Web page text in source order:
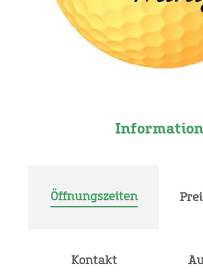
Information
Öffnungszeiten
Kontakt